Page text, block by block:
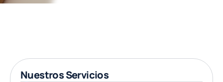
Nuestros Servicios